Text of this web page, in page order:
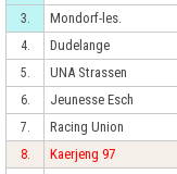
3.
Mondorf-les.
4.
Dudelange
5.
UNA Strassen
6.
Jeunesse Esch
7.
Racing Union
8.
Kaerjeng 97